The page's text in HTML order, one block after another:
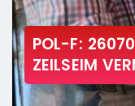
POL-F:
ZEILSEIM